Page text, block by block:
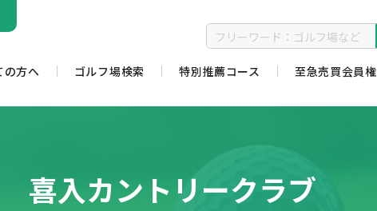
の方へ ゴルフ場検索 特別推薦コース 至急売買会員権
喜入カントリークラブ